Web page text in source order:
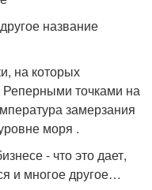
название
на которых
точками на
замерзания
моря .
- что это дает,
и многое другое…